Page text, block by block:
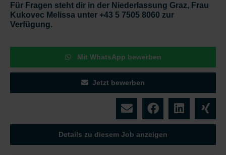
Für Fragen steht dir in der Niederlassung Graz, Frau
Kukovec Melissa unter +43 5 7505 8060 zur
Verfügung.
Mit WhatsApp bewerben
Jetzt bewerben
Details zu diesem Job anzeigen